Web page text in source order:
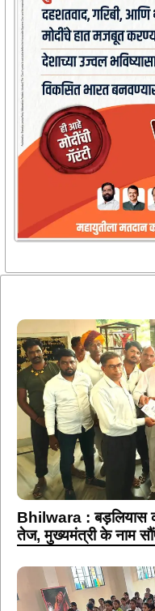
Bhilwara : बड़लियास
तेज, मुख्यमंत्री के नाम